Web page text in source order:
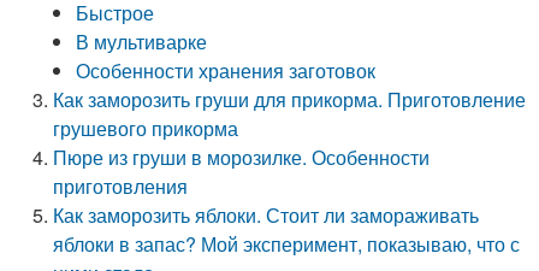
Быстрое
В мультиварке
Особенности хранения заготовок
Как заморозить груши для прикорма. Приготовление
грушевого прикорма
Пюре из груши в морозилке. Особенности
приготовления
Как заморозить яблоки. Стоит ли замораживать
яблоки в запас? Мой эксперимент, показываю, что с